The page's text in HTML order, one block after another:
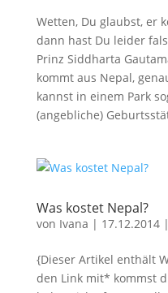
Wetten, Du glaubst, er
dann hast Du leider
Prinz Siddharta
kommt aus Nepal,
kannst in einem Park
(angebliche)
Was kostet Nepal?
von Ivana | 17.12.2014|
{Dieser Artikel enthält
den Link mit* kommst